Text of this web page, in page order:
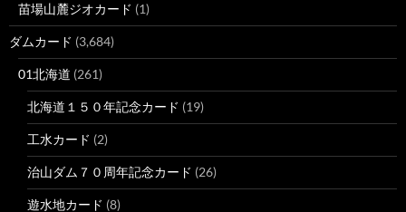
苗場山麓ジオカード (1)
ダムカード (3,684)
01北海道 (261)
北海道１５０年記念カード (19)
工水カード (2)
治山ダム７０周年記念カード (26)
遊水地カード (8)